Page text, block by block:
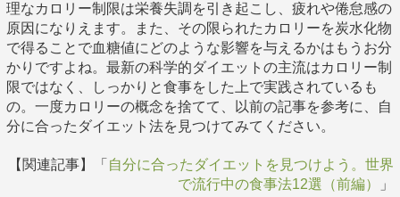
理なカロリー制限は栄養失調を引き起こし、疲れや倦怠感の
原因になりえます。また、その限られたカロリーを炭水化物
で得ることで血糖値にどのような影響を与えるかはもうお分
かりですよね。最新の科学的ダイエットの主流はカロリー制
限ではなく、しっかりと食事をした上で実践されているも
の。一度カロリーの概念を捨てて、以前の記事を参考に、自
分に合ったダイエット法を見つけてみてください。
【関連記事】「 自分に合ったダイエットを見つけよう。世界
で流行中の食事法12選（前編）
」